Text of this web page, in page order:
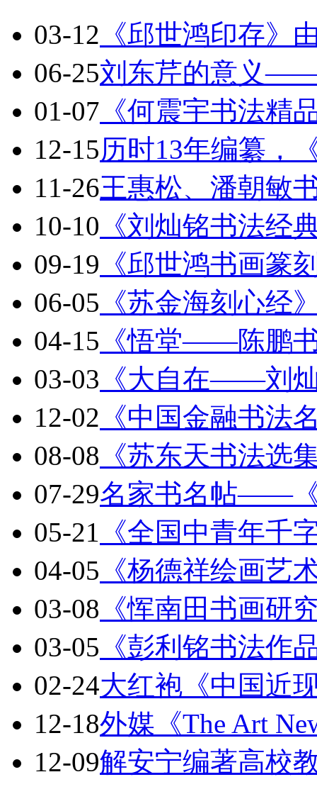
03-12 《邱世鸿印存》
06-25刘东芹的意义
01-07 《何震宇书法精
12-15历时13年编纂，
11-26王惠松、潘朝敏
10-10 《刘灿铭书法经
09-19 《邱世鸿书画篆
06-05 《苏金海刻心经
04-15 《悟堂——陈鹏
03-03 《大自在——刘
12-02 《中国金融书法
08-08 《苏东天书法选
07-29名家书名帖——
05-21 《全国中青年千
04-05 《杨德祥绘画艺
03-08 《恽南田书画研
03-05 《彭利铭书法作
02-24大红袍《中国近
12-18外媒《The Art
12-09解安宁编著高校